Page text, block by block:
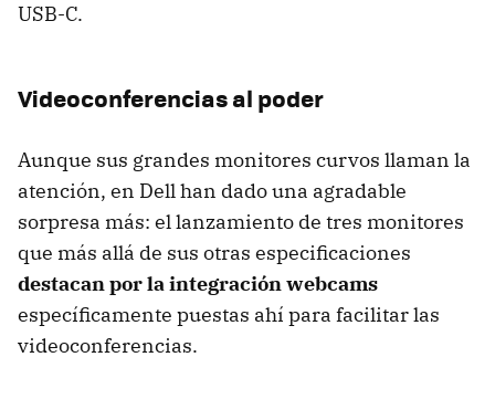
USB-C.
Videoconferencias al poder
Aunque sus grandes monitores curvos llaman la
atención, en Dell han dado una agradable
sorpresa más: el lanzamiento de tres monitores
que más allá de sus otras especificaciones
destacan por la integración webcams
específicamente puestas ahí para facilitar las
videoconferencias.